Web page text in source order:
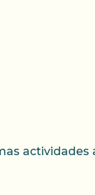
actividades